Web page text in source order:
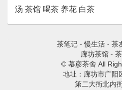
汤 茶馆 喝茶 养花 白茶
茶笔记-慢生活- 茶
廊坊茶馆-
© 慕彦茶舍 All
地址：廊坊市广阳
第二大街北内